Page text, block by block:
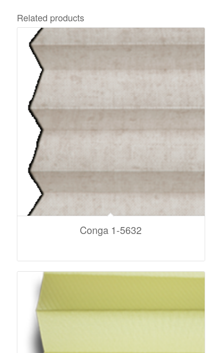
Related products
Conga 1-5632